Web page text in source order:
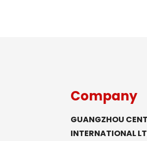
Company
GUANGZHOU
INTERNATIONAL